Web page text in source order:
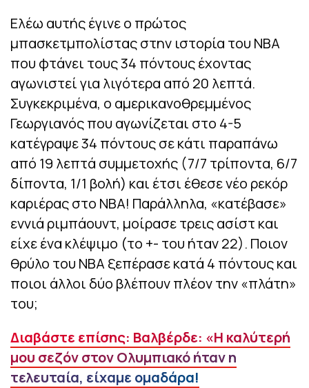
Ελέω αυτής έγινε ο πρώτος
μπασκετμπολίστας στην ιστορία του ΝΒΑ
που φτάνει τους 34 πόντους έχοντας
αγωνιστεί για λιγότερα από 20 λεπτά.
Συγκεκριμένα, ο αμερικανοθρεμμένος
Γεωργιανός που αγωνίζεται στο 4-5
κατέγραψε 34 πόντους σε κάτι παραπάνω
από 19 λεπτά συμμετοχής (7/7 τρίποντα, 6/7
δίποντα, 1/1 βολή) και έτσι έθεσε νέο ρεκόρ
καριέρας στο NBA! Παράλληλα, «κατέβασε»
εννιά ριμπάουντ, μοίρασε τρεις ασίστ και
είχε ένα κλέψιμο (το +- του ήταν 22). Ποιον
θρύλο του ΝΒΑ ξεπέρασε κατά 4 πόντους και
ποιοι άλλοι δύο βλέπουν πλέον την «πλάτη»
του;
Διαβάστε επίσης: Βαλβέρδε: «Η καλύτερή
μου σεζόν στον Ολυμπιακό ήταν η
τελευταία, είχαμε ομαδάρα!